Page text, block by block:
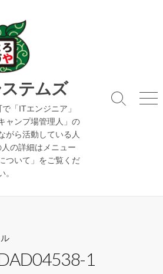
テムズ
「ITエンジニア」
ャンプ場管理人」の
がら活動している人
の詳細はメニュー
ついて」をご覧くだ
。
検
メ
1